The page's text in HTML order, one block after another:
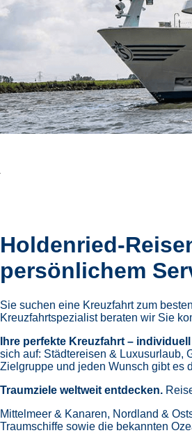
Holdenried-
persönlichem
Sie suchen eine Kreuzfahrt zum
Kreuzfahrtspezialist beraten wir Sie
Ihre perfekte Kreuzfahrt –
sich auf: Städtereisen & Luxusurlaub,
Zielgruppe und jeden Wunsch gibt es
Traumziele weltweit entdecken.
Mittelmeer & Kanaren, Nordland &
Traumschiffe sowie die bekannten